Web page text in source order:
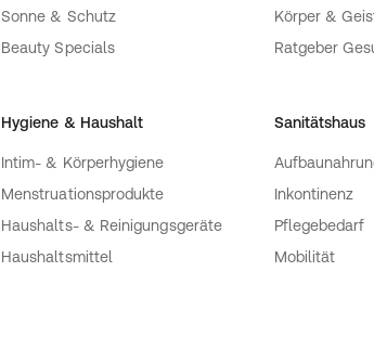
Sonne & Schutz
Beauty Specials
Körper &
Ratgeber
Hygiene & Haushalt
Intim- & Körperhygiene
Menstruationsprodukte
Haushalts- & Reinigungsgeräte
Haushaltsmittel
Sanitätshaus
Inkontinenz
Pflegebedarf
Mobilität